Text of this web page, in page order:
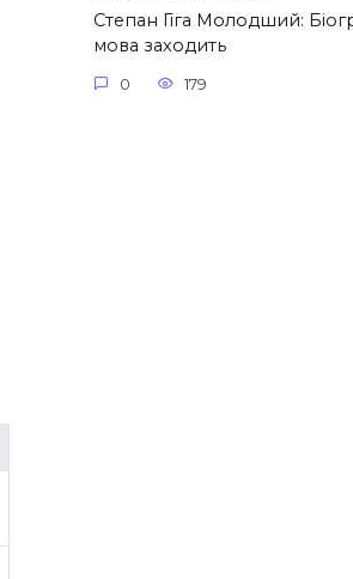
Степан Гіга Молодший:
мова заходить
0 179